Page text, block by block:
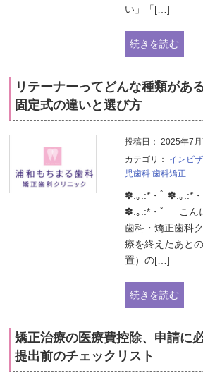
い」「[…]
続きを読む
リテーナーってどんな種類があ
固定式の違いと選び方
投稿日： 2025年7月
カテゴリ： インビ
児歯科 歯科矯正
✽.｡.:*・ﾟ ✽.｡.:*
✽.｡.:*・ﾟ こん
歯科・矯正歯科
療を終えたあと
置）の[…]
続きを読む
矯正治療の医療費控除、申請に
提出前のチェックリスト